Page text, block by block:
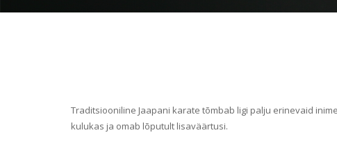
Traditsiooniline Jaapani karate tõmbab ligi palju erinevaid
kulukas ja omab lõputult lisaväärtusi.